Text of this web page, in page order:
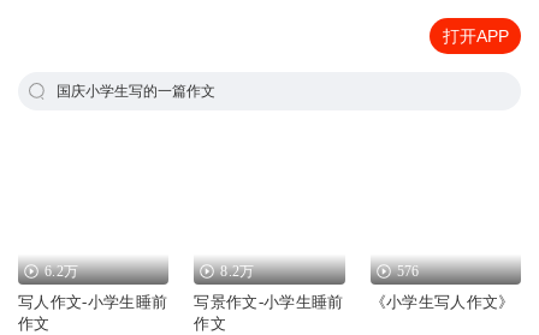
打开APP
国庆小学生写的一篇作文
6.2万
写人作文-小学生睡前
作文
8.2万
写景作文-小学生睡前
作文
576
《小学生写人作文》